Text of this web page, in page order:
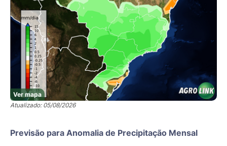
Ver mapa
Atualizado: 05/08/2026
Previsão para Anomalia de Precipitação Mensal